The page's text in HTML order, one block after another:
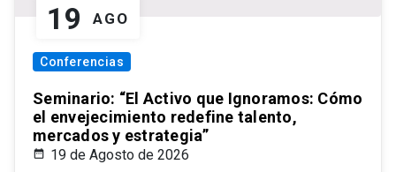
19 AGO
Conferencias
Seminario: “El Activo que Ignoramos: Cómo
el envejecimiento redefine talento,
mercados y estrategia”
19 de Agosto de 2026